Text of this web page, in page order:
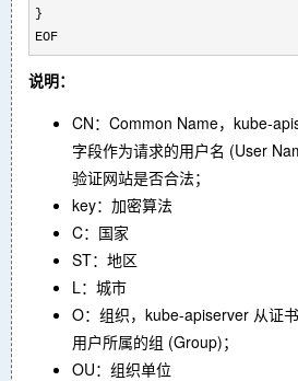
}
EOF
说明：
CN：Common Name，kube-
字段作为请求的用户名 (User
验证网站是否合法；
key：加密算法
C：国家
ST：地区
L：城市
O：组织，kube-apiserver 从证
用户所属的组 (Group)；
OU：组织单位